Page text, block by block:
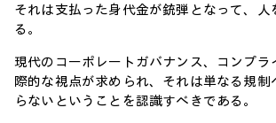
それは支払った身代金が銃弾となって、人
る。
現代のコーポレートガバナンス、コンプラ
際的な視点が求められ、それは単なる規制
らないということを認識すべきである。